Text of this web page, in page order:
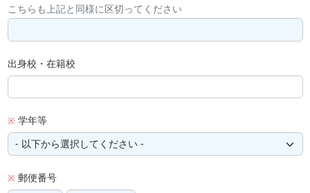
こちらも上記と同様に区切ってください
出身校・在籍校
※ 学年等
※ 郵便番号